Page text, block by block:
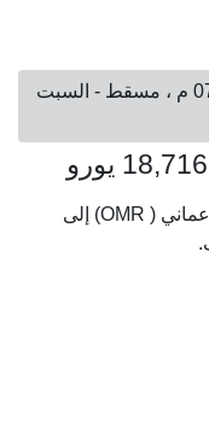
تحديث: السبت 08 أغسطس 2026, 07:55 م ، مسقط - السبت
يتم عرض أسعار الصرف من 8320 ريال عماني ( OMR) إلى